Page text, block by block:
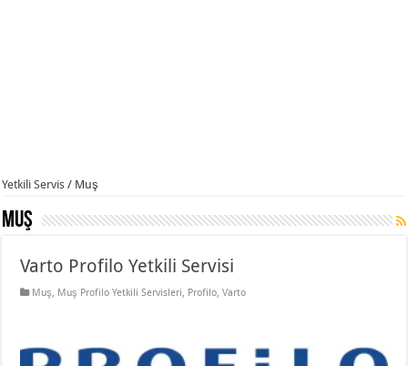
Yetkili Servis / Muş
Muş
Varto Profilo Yetkili Servisi
Muş, Muş Profilo Yetkili Servisleri, Profilo,Varto